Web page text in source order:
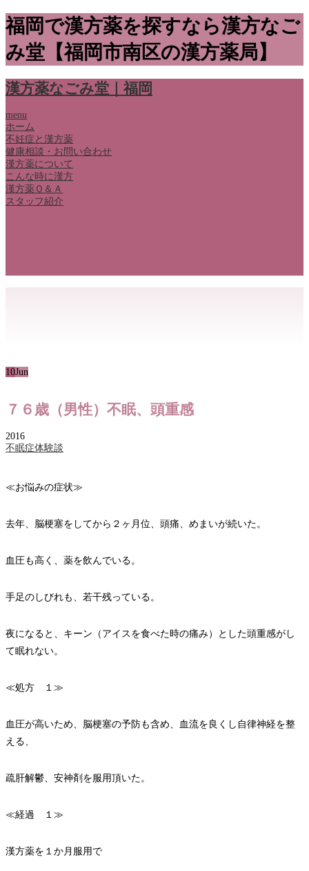
福岡で漢方薬を探すなら漢方なご
み堂【福岡市南区の漢方薬局】
漢方薬なごみ堂｜福岡
menu
ホーム
不妊症と漢方薬
健康相談・お問い合わせ
漢方薬について
こんな時に漢方
漢方薬Ｑ＆Ａ
スタッフ紹介
10Jun
７６歳（男性）不眠、頭重感
2016
不眠症体験談
≪お悩みの症状≫
去年、脳梗塞をしてから２ヶ月位、頭痛、めまいが続いた。
血圧も高く、薬を飲んでいる。
手足のしびれも、若干残っている。
夜になると、キーン（アイスを食べた時の痛み）とした頭重感がし
て眠れない。
≪処方 １≫
血圧が高いため、脳梗塞の予防も含め、血流を良くし自律神経を整
える、
疏肝解鬱、安神剤を服用頂いた。
≪経過 １≫
漢方薬を１か月服用で